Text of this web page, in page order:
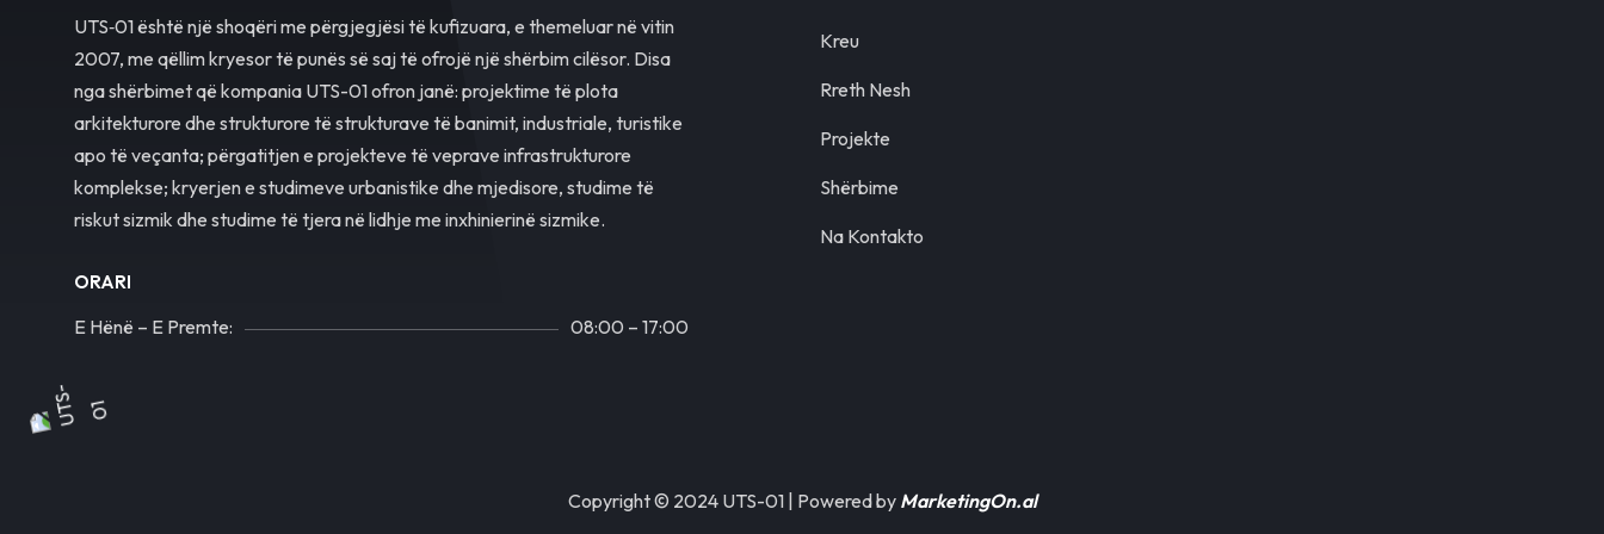
UTS‐01 është një shoqëri me përgjegjësi të kufizuara, e themeluar në vitin
2007, me qëllim kryesor të punës së saj të ofrojë një shërbim cilësor. Disa
nga shërbimet që kompania UTS-01 ofron janë: projektime të plota
arkitekturore dhe strukturore të strukturave të banimit, industriale, turistike
apo të veçanta; përgatitjen e projekteve të veprave infrastrukturore
komplekse; kryerjen e studimeve urbanistike dhe mjedisore, studime të
riskut sizmik dhe studime të tjera në lidhje me inxhinierinë sizmike.
ORARI
E Hënë – E Premte: 08:00 – 17:00
Kreu
Rreth Nesh
Projekte
Shërbime
Na Kontakto
Copyright © 2024 UTS-01 | Powered by MarketingOn.al